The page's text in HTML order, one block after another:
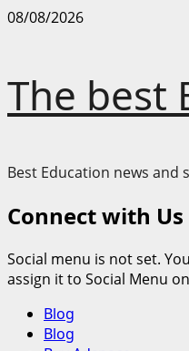
Skip
08/08/2026
The best
Best Education news and
Connect with Us
Social menu is not set.
assign it to Social Menu
Primary
Menu
Blog
Blog